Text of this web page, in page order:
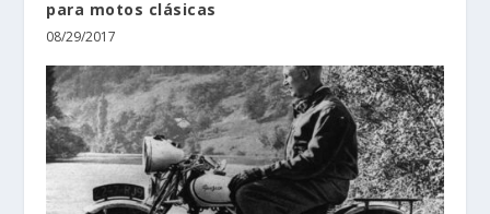
para motos clásicas
08/29/2017